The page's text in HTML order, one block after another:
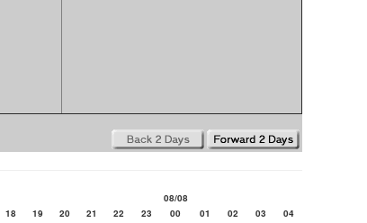
08/08
18 19 20 21 22 23 00 01 02 03
04